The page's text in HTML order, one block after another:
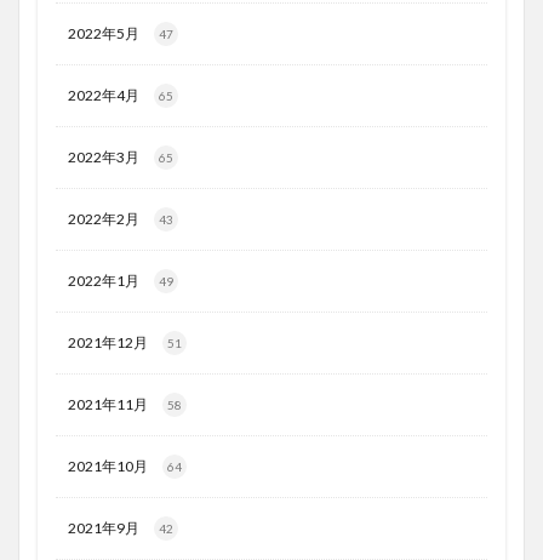
2022年5月 47
2022年4月 65
2022年3月 65
2022年2月 43
2022年1月 49
2021年12月 51
2021年11月 58
2021年10月 64
2021年9月 42